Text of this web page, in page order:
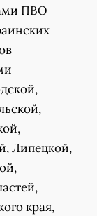
ПВО
Липецкой,
края,